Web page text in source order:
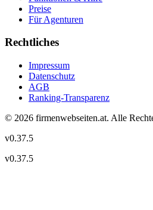
Preise
Für Agenturen
Rechtliches
Impressum
Datenschutz
AGB
Ranking-Transparenz
© 2026 firmenwebseiten.at. Alle
v0.37.5
v0.37.5